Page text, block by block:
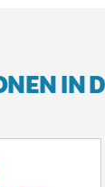
IN